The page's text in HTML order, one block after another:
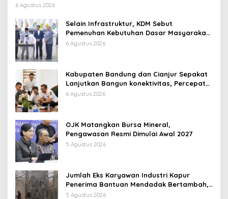
6 Agustus 2026
Selain Infrastruktur, KDM Sebut
Pemenuhan Kebutuhan Dasar Masyarakat
Jadi Fokus APBD Jabar 2027
6 Agustus 2026
Kabupaten Bandung dan Cianjur Sepakat
Lanjutkan Bangun konektivitas, Percepat
Pertumbuhan Ekonomi Daerah
6 Agustus 2026
OJK Matangkan Bursa Mineral,
Pengawasan Resmi Dimulai Awal 2027
5 Agustus 2026
Jumlah Eks Karyawan Industri Kapur
Penerima Bantuan Mendadak Bertambah,
KDM: Kita Identifikasi
5 Agustus 2026